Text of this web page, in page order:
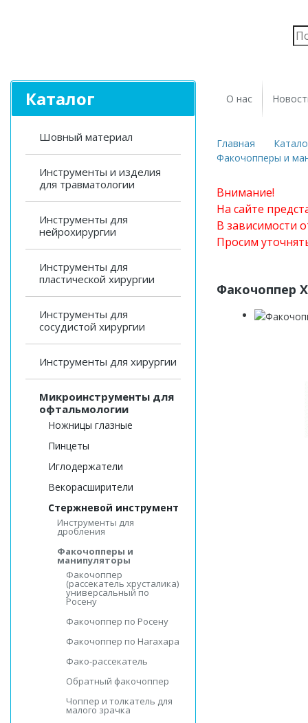
Каталог
Шовный материал
Инструменты и изделия
для травматологии
Инструменты для
нейрохирургии
Инструменты для
пластической хирургии
Инструменты для
сосудистой хирургии
Инструменты для хирургии
Микроинструменты для
офтальмологии
Ножницы глазные
Пинцеты
Иглодержатели
Векорасширители
Стержневой инструмент
Инструменты для
дробления
Факочопперы и
манипуляторы
Факочоппер
(рассекатель хрусталика)
универсальный по
Росену
Факочоппер по Росену
Факочоппер по Нагахара
Фако-рассекатель
Обратный факочоппер
Чоппер и толкатель для
малого зрачка
О нас
Главная
Факочопперы и
Внимание!
На сайте
В зависимости
Просим
Факочоппер